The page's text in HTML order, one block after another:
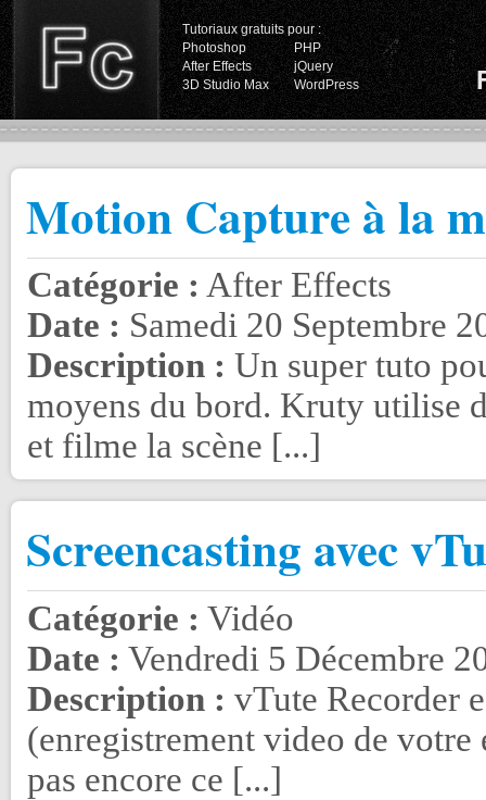
Tutoriaux gratuits pour :
Photoshop
PHP
After Effects
jQuery
3D Studio Max
WordPress
Motion Capture à la
Catégorie : After Effects
Date : Samedi 20 Septembre
Description : Un super tuto
moyens du bord. Kruty utilise
et filme la scène [...]
Screencasting avec
Catégorie : Vidéo
Date : Vendredi 5 Décembre
Description : vTute Recorder
(enregistrement video de
pas encore ce [...]